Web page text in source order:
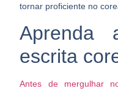
tornar proficiente no
escrita
Antes de mergulhar